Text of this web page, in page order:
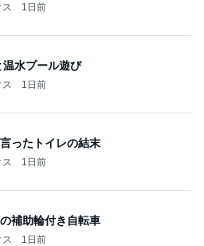
1日前
温水プール遊び
1日前
ったトイレの結末
1日前
補助輪付き自転車
1日前